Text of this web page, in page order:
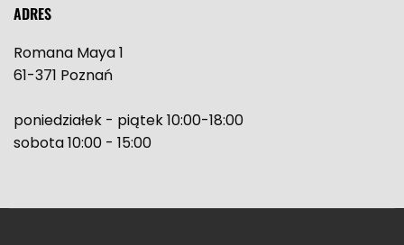
ADRES
Romana Maya 1
61-371 Poznań
poniedziałek - piątek 10:00-18:00
sobota 10:00 - 15:00